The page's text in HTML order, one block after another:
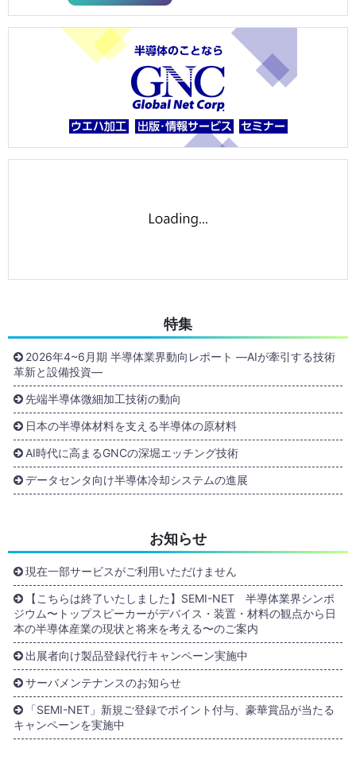
特集
2026年4~6月期 半導体業界動向レポート ―AIが牽引する技術
革新と設備投資―
先端半導体微細加工技術の動向
日本の半導体材料を支える半導体の原材料
AI時代に高まるGNCの深堀エッチング技術
データセンタ向け半導体冷却システムの進展
お知らせ
現在一部サービスがご利用いただけません
【こちらは終了いたしました】SEMI-NET 半導体業界シンポ
ジウム〜トップスピーカーがデバイス・装置・材料の観点から日
本の半導体産業の現状と将来を考える〜のご案内
出展者向け製品登録代行キャンペーン実施中
サーバメンテナンスのお知らせ
「SEMI-NET」新規ご登録でポイント付与、豪華賞品が当たる
キャンペーンを実施中